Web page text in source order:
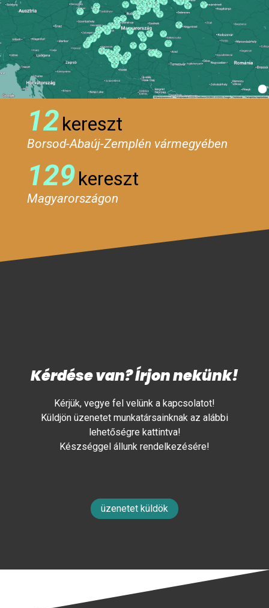
12kereszt
Borsod-Abaúj-Zemplén vármegyében
129kereszt
Magyarországon
Kérdése van? Írjon nekünk!
Kérjük, vegye fel velünk a kapcsolatot!
Küldjön üzenetet munkatársainknak az alábbi
lehetőségre kattintva!
Készséggel állunk rendelkezésére!
üzenetet küldök